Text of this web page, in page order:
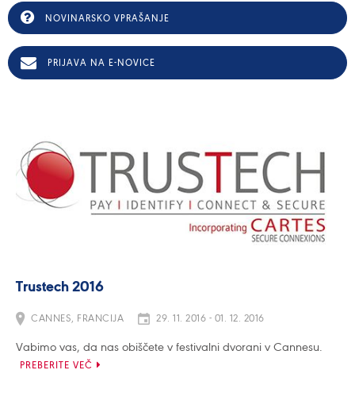
NOVINARSKO VPRAŠANJE
PRIJAVA NA E-NOVICE
Trustech 2016
CANNES, FRANCIJA 29. 11. 2016 - 01. 12. 2016
Vabimo vas, da nas obiščete v festivalni dvorani v Cannesu.
PREBERITE VEČ